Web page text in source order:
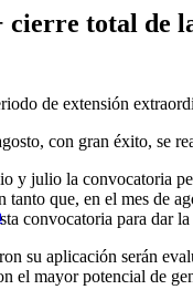
cierre total de
de extensión
con gran éxito, se
y julio la convocatoria
tanto que, en el mes de
convocatoria para dar
su aplicación serán
el mayor potencial de